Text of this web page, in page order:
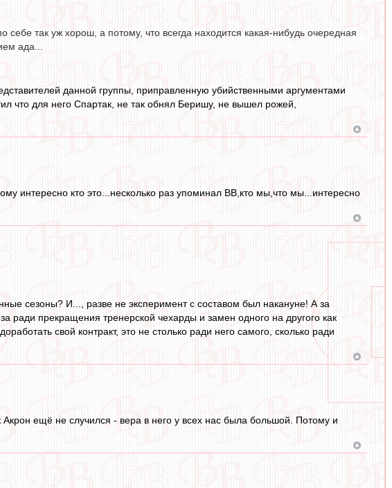
так уж хорош, а потому, что всегда находится какая-нибудь очередная
ада...
данной группы, приправленную убийственными аргументами
что для него Спартак, не так обнял Беришу, не вышел рожей,
интересно кто это...несколько раз упоминал ВВ,кто мы,что мы...интересно
сезоны? И..., разве не эксперимент с составом был накануне! А за
ради прекращения тренерской чехарды и замен одного на другого как
свой контракт, это не столько ради него самого, сколько ради
ещё не случился - вера в него у всех нас была большой. Потому и